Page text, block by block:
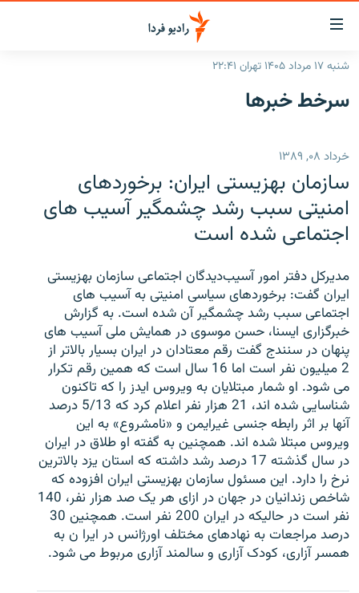
لینک‌های
قابلیت
دسترسی
بازگشت
اصلی
رفتن
صفحه
جستجو
ایران
رادیو
انتخاب کنید و بشنوید
برنامه‌های رادیویی
پادکست
چندرسانه‌ای
گزارش‌های ویدئویی
English
به ما بپیوندید
زبان‌های دیگر
شنبه ۱۷ مرداد ۱۴۰۵ تهران ۲۲:۴۱
سرخط‌ خبرها
خرداد ۰۸, ۱۳۸۹
سازمان بهزیستی ایران: برخوردهای
امنیتی سبب رشد چشمگیر آسیب های
اجتماعی شده است
مديركل دفتر امور آسيب‌ديدگان اجتماعی سازمان بهزيستی
ایران گفت: برخوردهای سیاسی امنیتی به آسیب های
اجتماعی سبب رشد چشمگیر آن شده است. به گزارش
خبرگزاری ایسنا، حسن موسوی در همایش ملی آسیب های
پنهان در سنندج گفت رقم معتادان در ایران بسیار بالاتر از
2 میلیون نفر است اما 16 سال است که همین رقم تکرار
می شود. او شمار مبتلایان به ویروس ایدز را که تاکنون
شناسایی شده اند، 21 هزار نفر اعلام کرد که 5/13 درصد
آنها بر اثر رابطه جنسی غیرایمن و «نامشروع» به این
ویروس مبتلا شده اند. همچنین به گفته او طلاق در ایران
در سال گذشته 17 درصد رشد داشته که استان یزد بالاترین
نرخ را دارد. این مسئول سازمان بهزیستی ایران افزوده که
شاخص زندانیان در جهان در ازای هر یک صد هزار نفر، 140
نفر است در حالیکه در ایران 200 نفر است. همچنین 30
درصد مراجعات به نهادهای مختلف اورژانس در ایرا ن به
همسر آزاری، کودک آزاری و سالمند آزاری مربوط می شود.